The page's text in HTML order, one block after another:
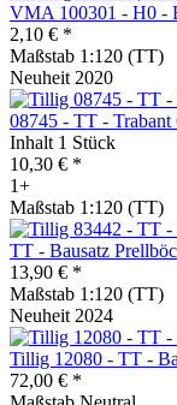
VMA 100301 - H0 -
2,10 € *
Maßstab 1:120 (TT)
Neuheit 2020
08745 - TT -
Inhalt 1 Stück
10,30 € *
1+
Maßstab 1:120 (TT)
TT - Bausatz
13,90 € *
Maßstab 1:120 (TT)
Neuheit 2024
Tillig 12080 - TT -
72,00 € *